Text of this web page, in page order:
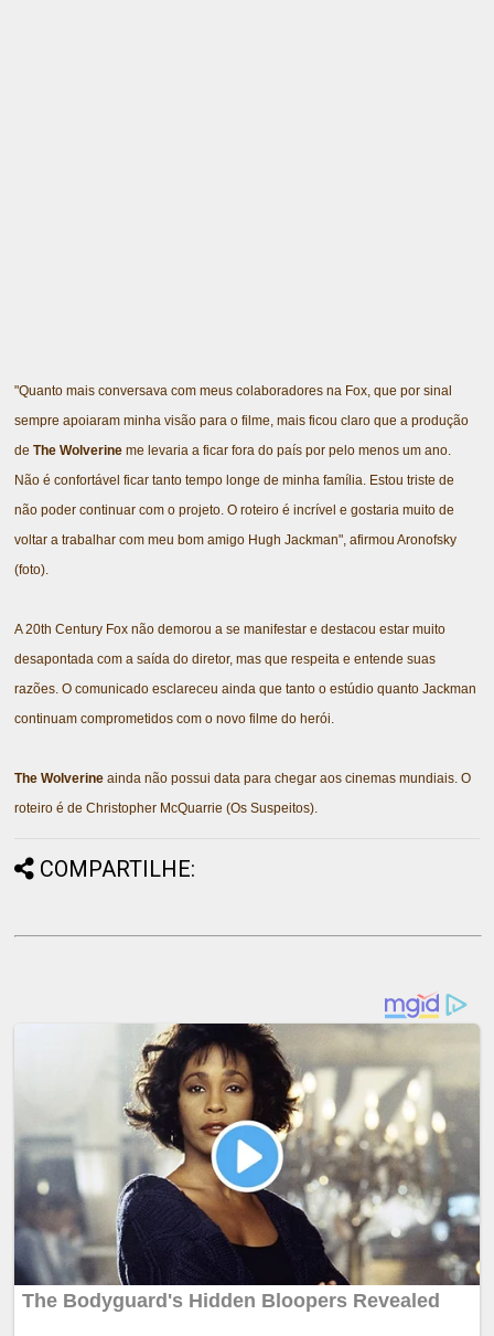
"Quanto mais conversava com meus colaboradores na Fox, que por sinal
sempre apoiaram minha visão para o filme, mais ficou claro que a produção
deThe Wolverineme levaria a ficar fora do país por pelo menos um ano.
Não é confortável ficar tanto tempo longe de minha família. Estou triste de
não poder continuar com o projeto. O roteiro é incrível e gostaria muito de
voltar a trabalhar com meu bom amigo Hugh Jackman", afirmou Aronofsky
(foto).
A 20th Century Fox não demorou a se manifestar e destacou estar muito
desapontada com a saída do diretor, mas que respeita e entende suas
razões. O comunicado esclareceu ainda que tanto o estúdio quanto Jackman
continuam comprometidos com o novo filme do herói.
The Wolverineainda não possui data para chegar aos cinemas mundiais. O
roteiro é de Christopher McQuarrie (Os Suspeitos).
COMPARTILHE: